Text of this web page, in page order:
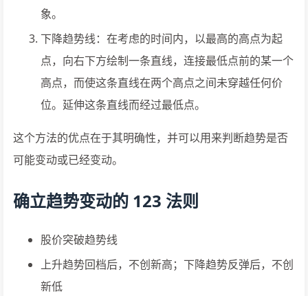
象。
下降趋势线：在考虑的时间内，以最高的高点为起
点，向右下方绘制一条直线，连接最低点前的某一个
高点，而使这条直线在两个高点之间未穿越任何价
位。延伸这条直线而经过最低点。
这个方法的优点在于其明确性，并可以用来判断趋势是否
可能变动或已经变动。
确立趋势变动的 123 法则
股价突破趋势线
上升趋势回档后，不创新高；下降趋势反弹后，不创
新低